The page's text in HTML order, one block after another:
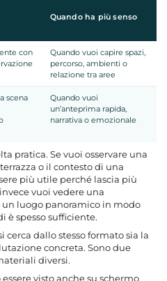
Quando ha più senso
con
Quando vuoi capire spazi,
percorso, ambienti o
relazione tra aree
scena
Quando vuoi
un’anteprima rapida,
narrativa o emozionale
pratica. Se vuoi osservare una
o il contesto di una
più utile perché lascia più
vuoi vedere una
un luogo panoramico in modo
è spesso sufficiente.
cerca dallo stesso formato sia la
concreta. Sono due
diversi.
visto anche su schermo